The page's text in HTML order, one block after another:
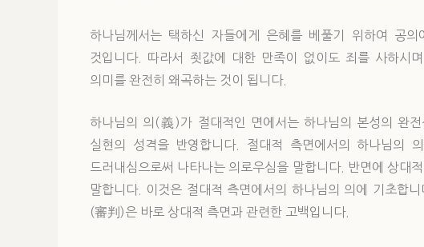
하나님께서는 택하신 자들에게 은혜를 베풀기 위하여 공
것입니다. 따라서 죗값에 대한 만족이 없이도 죄를 사하시
의미를 완전히 왜곡하는 것이 됩니다.
하나님의 의(義)가 절대적인 면에서는 하나님의 본성의 완
실현의 성격을 반영합니다. 절대적 측면에서의 하나님의
드러내심으로써 나타나는 의로우심을 말합니다. 반면에 상대
말합니다. 이것은 절대적 측면에서의 하나님의 의에 기초합
(審判)은 바로 상대적 측면과 관련한 고백입니다.